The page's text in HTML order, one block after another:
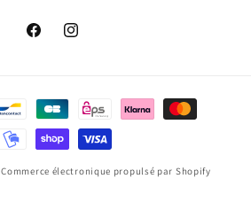
FacebookInstagram
Commerce électronique propulsé par Shopify